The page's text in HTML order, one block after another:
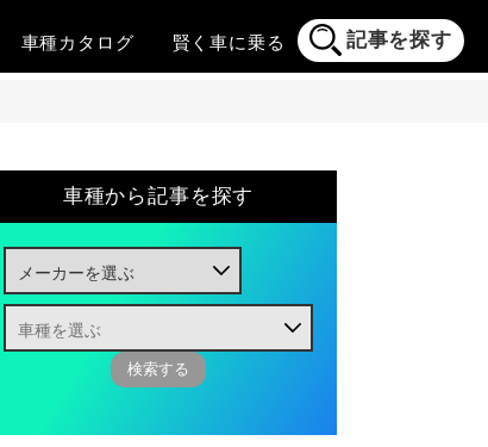
車種カタログ 賢く車に乗る 記事を探す
車種から記事を探す